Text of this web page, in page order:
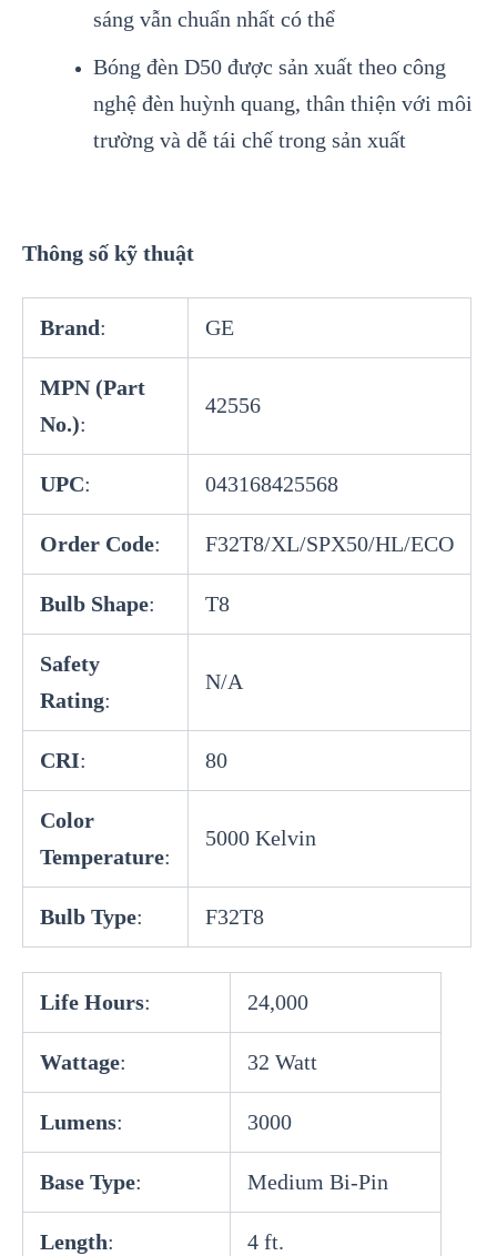
sáng vẫn chuẩn nhất có thể
Bóng đèn D50 được sản xuất theo công
nghệ đèn huỳnh quang, thân thiện với môi
trường và dễ tái chế trong sản xuất
Thông số kỹ thuật
Brand: GE
MPN (Part
No.):
42556
UPC: 043168425568
Order Code: F32T8/XL/SPX50/HL/ECO
Bulb Shape: T8
Safety
Rating:
N/A
CRI: 80
Color
Temperature:
5000 Kelvin
Bulb Type: F32T8
Life Hours: 24,000
Wattage: 32 Watt
Lumens: 3000
Base Type: Medium Bi-Pin
Length: 4 ft.